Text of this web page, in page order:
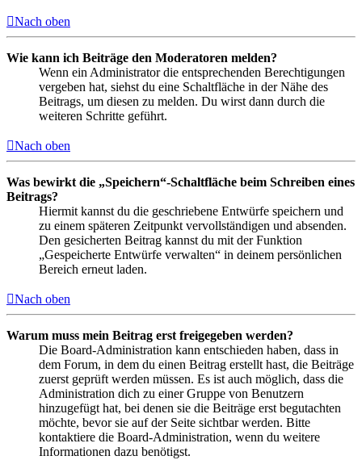
Nach oben
Wie kann ich Beiträge den Moderatoren melden?
Wenn ein Administrator die entsprechenden Berechtigungen
vergeben hat, siehst du eine Schaltfläche in der Nähe des
Beitrags, um diesen zu melden. Du wirst dann durch die
weiteren Schritte geführt.
Nach oben
Was bewirkt die „Speichern“-Schaltfläche beim Schreiben eines
Beitrags?
Hiermit kannst du die geschriebene Entwürfe speichern und
zu einem späteren Zeitpunkt vervollständigen und absenden.
Den gesicherten Beitrag kannst du mit der Funktion
„Gespeicherte Entwürfe verwalten“ in deinem persönlichen
Bereich erneut laden.
Nach oben
Warum muss mein Beitrag erst freigegeben werden?
Die Board-Administration kann entschieden haben, dass in
dem Forum, in dem du einen Beitrag erstellt hast, die Beiträge
zuerst geprüft werden müssen. Es ist auch möglich, dass die
Administration dich zu einer Gruppe von Benutzern
hinzugefügt hat, bei denen sie die Beiträge erst begutachten
möchte, bevor sie auf der Seite sichtbar werden. Bitte
kontaktiere die Board-Administration, wenn du weitere
Informationen dazu benötigst.